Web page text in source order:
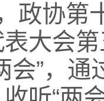
政协第
大会
会”，